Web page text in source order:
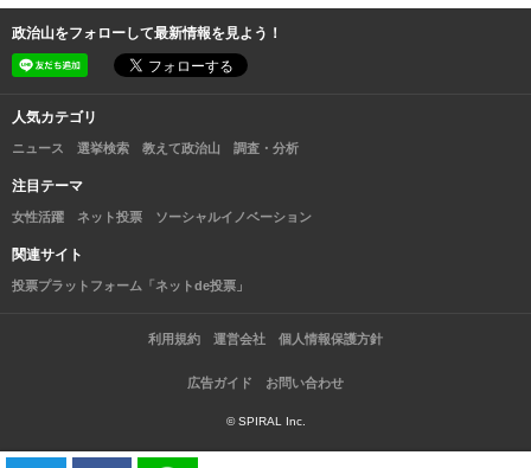
政治山をフォローして最新情報を見よう！
人気カテゴリ
ニュース 選挙検索 教えて政治山 調査・分析
注目テーマ
女性活躍 ネット投票 ソーシャルイノベーション
関連サイト
投票プラットフォーム「ネットde投票」
利用規約 運営会社 個人情報保護方針
広告ガイド お問い合わせ
© SPIRAL Inc.